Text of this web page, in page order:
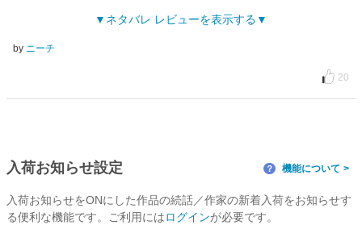
ネタバレ レビューを表示する
by ニーチ
20
入荷お知らせ設定 ？ 機能について
入荷お知らせをONにした作品の続話／作家の新着入荷をお知らせす
る便利な機能です。ご利用にはログインが必要です。